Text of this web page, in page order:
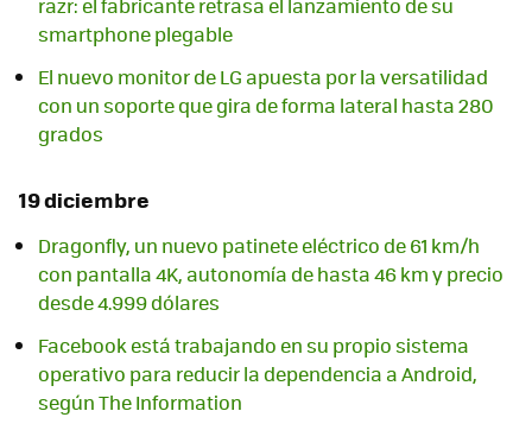
razr: el fabricante retrasa el lanzamiento de su
smartphone plegable
El nuevo monitor de LG apuesta por la versatilidad
con un soporte que gira de forma lateral hasta 280
grados
19 diciembre
Dragonfly, un nuevo patinete eléctrico de 61 km/h
con pantalla 4K, autonomía de hasta 46 km y precio
desde 4.999 dólares
Facebook está trabajando en su propio sistema
operativo para reducir la dependencia a Android,
según The Information